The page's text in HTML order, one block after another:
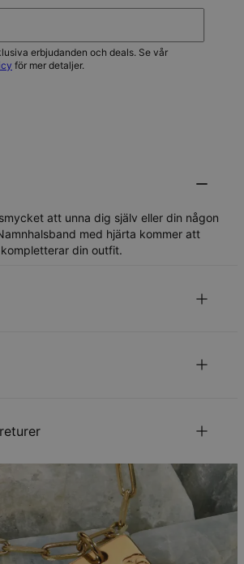
erbjudanden och deals. Se vår
för mer detaljer.
att unna dig själv eller din någon
med hjärta kommer att
din outfit.
via
för speciella önskemål eller
Ankarkedja
5 cm
att skickas med följande
Beräknat leveransdatum
Få det senast
tis 18 aug. - ons 19